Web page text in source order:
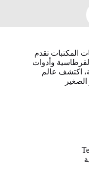
المكتبات تقدم
وأدوات
اكتشف عالم